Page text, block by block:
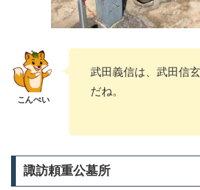
武田義信は、武田信
だね。
諏訪頼重公墓所